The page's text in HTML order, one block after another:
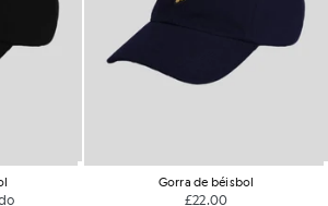
Gorra de béisbol
£22.00